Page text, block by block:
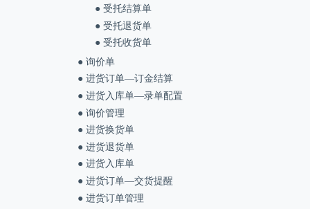
● 受托结算单
● 受托退货单
● 受托收货单
● 询价单
● 进货订单—订金结算
● 进货入库单—录单配置
● 询价管理
● 进货换货单
● 进货退货单
● 进货入库单
● 进货订单—交货提醒
● 进货订单管理